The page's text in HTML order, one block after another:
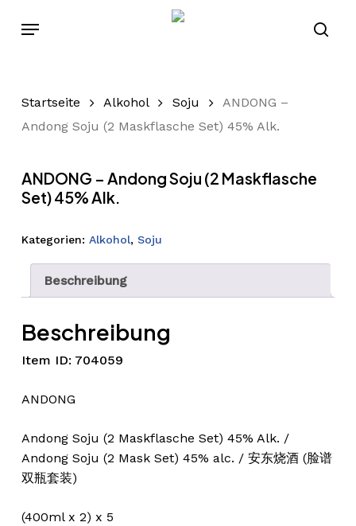
Menu
Startseite Alkohol Soju
ANDONG –
Andong Soju (2 Maskflasche Set) 45% Alk.
ANDONG – Andong Soju (2 Maskflasche
Set) 45% Alk.
Kategorien: Alkohol, Soju
Beschreibung
Beschreibung
Item ID: 704059
ANDONG
Andong Soju (2 Maskflasche Set) 45% Alk. /
Andong Soju (2 Mask Set) 45% alc. / 安东烧酒 (脸谱
双瓶套装)
(400ml x 2) x 5